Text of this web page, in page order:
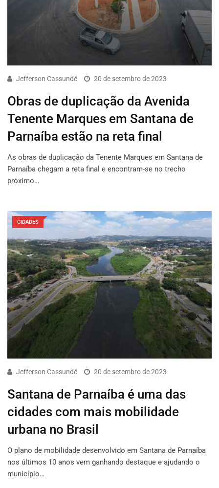
Jefferson Cassundé 20 de setembro de 2023
Obras de duplicação da Avenida
Tenente Marques em Santana de
Parnaíba estão na reta final
As obras de duplicação da Tenente Marques em Santana de
Parnaíba chegam a reta final e encontram-se no trecho
próximo…
CIDADES
Jefferson Cassundé 20 de setembro de 2023
Santana de Parnaíba é uma das
cidades com mais mobilidade
urbana no Brasil
O plano de mobilidade desenvolvido em Santana de Parnaíba
nos últimos 10 anos vem ganhando destaque e ajudando o
município…